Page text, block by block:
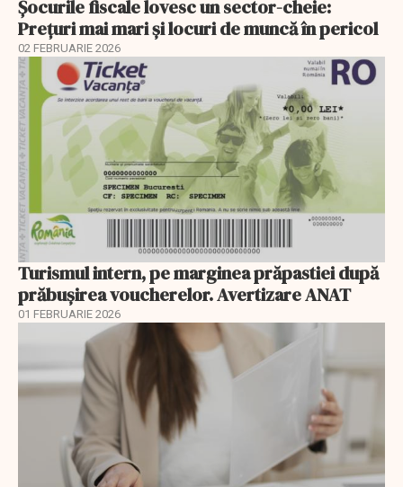
Șocurile fiscale lovesc un sector-cheie:
Prețuri mai mari și locuri de muncă în pericol
02 FEBRUARIE 2026
Turismul intern, pe marginea prăpastiei după
prăbușirea voucherelor. Avertizare ANAT
01 FEBRUARIE 2026